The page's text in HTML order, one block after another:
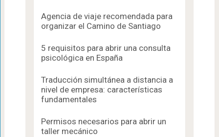
Agencia de viaje recomendada para
organizar el Camino de Santiago
5 requisitos para abrir una consulta
psicológica en España
Traducción simultánea a distancia a
nivel de empresa: características
fundamentales
Permisos necesarios para abrir un
taller mecánico